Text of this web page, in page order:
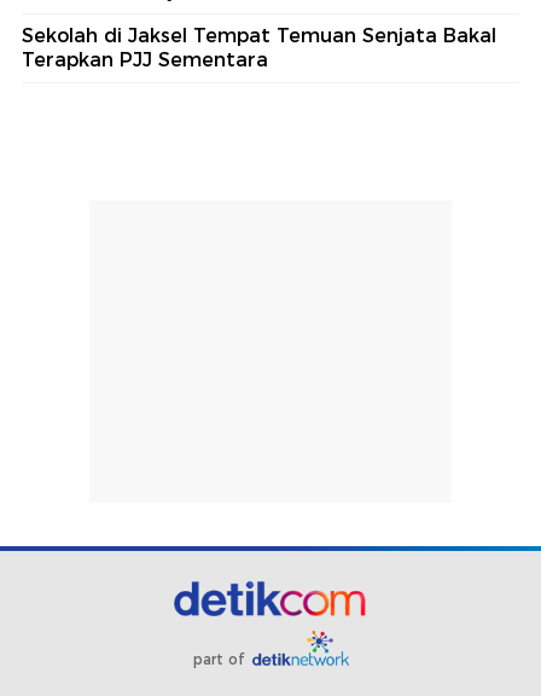
Sekolah di Jaksel Tempat Temuan Senjata Bakal
Terapkan PJJ Sementara
part of